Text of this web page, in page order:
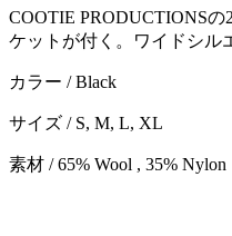
COOTIE PRODUCTIONS
ケットが付く。ワイドシル
カラー / Black
サイズ / S, M, L, XL
素材 / 65% Wool , 35% Nylon